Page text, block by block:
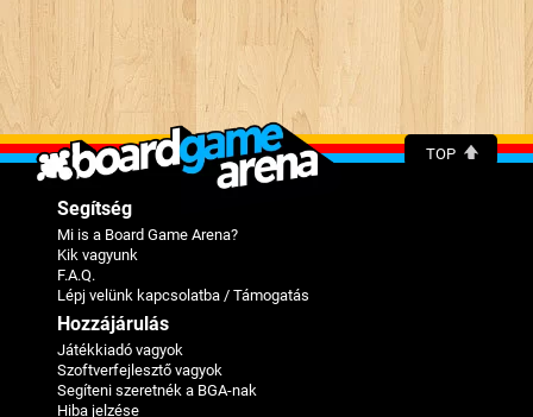
TOP
Segítség
Mi is a Board Game Arena?
Kik vagyunk
F.A.Q.
Lépj velünk kapcsolatba / Támogatás
Hozzájárulás
Játékkiadó vagyok
Szoftverfejlesztő vagyok
Segíteni szeretnék a BGA-nak
Hiba jelzése